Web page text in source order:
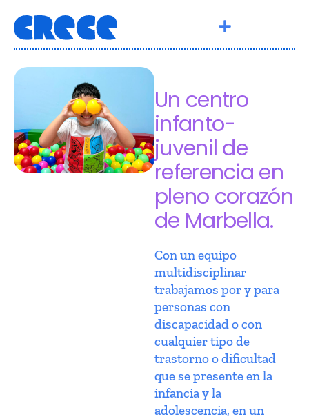
Un centro
infanto-
juvenil de
referencia en
pleno corazón
de Marbella.
Con un equipo
multidisciplinar
trabajamos por y para
personas con
discapacidad o con
cualquier tipo de
trastorno o dificultad
que se presente en la
infancia y la
adolescencia, en un